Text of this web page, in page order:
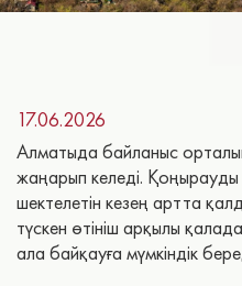
17.06.2026
Алматыда байланыс
жаңарып келеді.
шектелетін кезең артта
түскен өтініш арқылы
ала байқауға мүмкіндік